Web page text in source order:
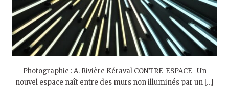
Photographie : A. Rivière Kéraval CONTRE-ESPACE Un
nouvel espace naît entre des murs non illuminés par un […]